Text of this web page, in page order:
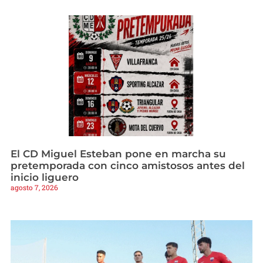
El CD Miguel Esteban pone en marcha su
pretemporada con cinco amistosos antes del
inicio liguero
agosto 7, 2026